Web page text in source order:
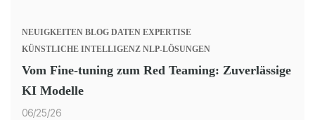
NEUIGKEITEN BLOG DATEN EXPERTISE
KÜNSTLICHE INTELLIGENZ NLP-LÖSUNGEN
Vom Fine-tuning zum Red Teaming: Zuverlässige
KI Modelle
06/25/26